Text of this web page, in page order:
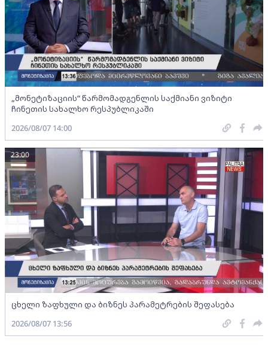
„მონეტიზაციის“ წარმომადგენლის საქმიანი ვიზიტი
ჩინეთის სახალხო რესპუბლიკაში
2026/08/07 14:00
ცხელი ზაფხული და ბიზნეს პარამეტრების შეფასება
23:00
2026/08/07 13:56